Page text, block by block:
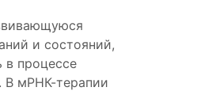
и состояний,
процессе
В мРНК-терапии